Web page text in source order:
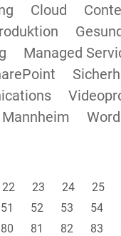
Cloud
Managed
22 23 24 25
51 52 53 54
80 81 82 83